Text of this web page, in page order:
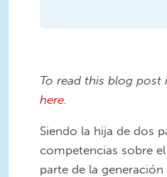
To read this blog post
here
Siendo la hija de dos
competencias sobre
parte de la